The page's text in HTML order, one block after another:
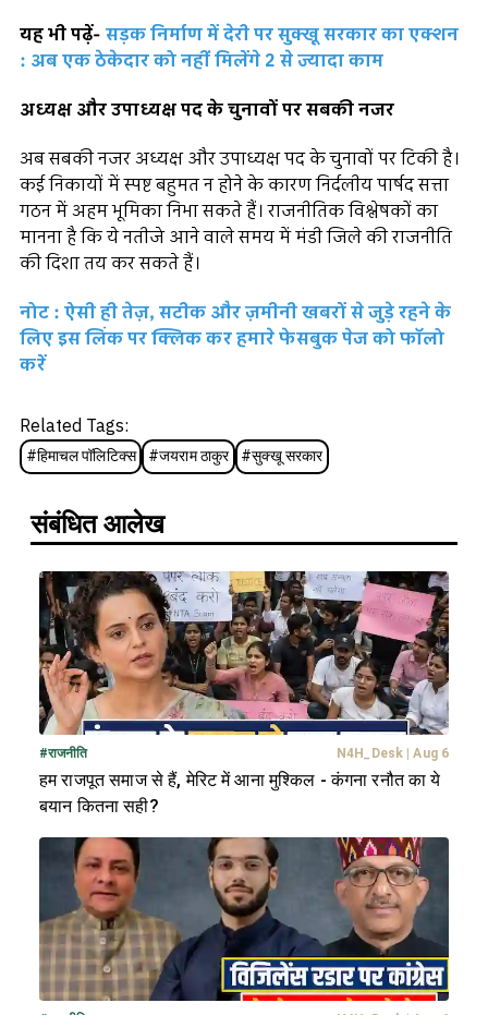
यह भी पढ़ें- सड़क निर्माण में देरी पर सुक्खू सरकार का एक्शन
: अब एक ठेकेदार को नहीं मिलेंगे 2 से ज्यादा काम
अध्यक्ष और उपाध्यक्ष पद के चुनावों पर सबकी नजर
अब सबकी नजर अध्यक्ष और उपाध्यक्ष पद के चुनावों पर टिकी है।
कई निकायों में स्पष्ट बहुमत न होने के कारण निर्दलीय पार्षद सत्ता
गठन में अहम भूमिका निभा सकते हैं। राजनीतिक विश्लेषकों का
मानना है कि ये नतीजे आने वाले समय में मंडी जिले की राजनीति
की दिशा तय कर सकते हैं।
नोट : ऐसी ही तेज़, सटीक और ज़मीनी खबरों से जुड़े रहने के
लिए इस लिंक पर क्लिक कर हमारे फेसबुक पेज को फॉलो
करें
Related Tags:
#हिमाचल पॉलिटिक्स #जयराम ठाकुर #सुक्खू सरकार
संबंधित आलेख
#राजनीति N4H_Desk | Aug 6
हम राजपूत समाज से हैं, मेरिट में आना मुश्किल - कंगना रनौत का ये
बयान कितना सही?